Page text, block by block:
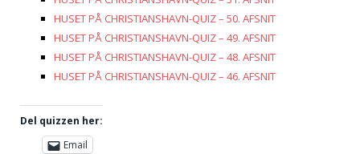
HUSET PÅ CHRISTIANSHAVN-QUIZ – 50. AFSNIT
HUSET PÅ CHRISTIANSHAVN-QUIZ – 49. AFSNIT
HUSET PÅ CHRISTIANSHAVN-QUIZ – 48. AFSNIT
HUSET PÅ CHRISTIANSHAVN-QUIZ – 46. AFSNIT
Del quizzen her:
Email